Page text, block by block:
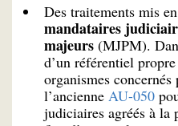
Des traitements mis
mandataires
majeurs (MJPM).
d’un référentiel
organismes concernés
l’ancienne AU-050
judiciaires agréés à la